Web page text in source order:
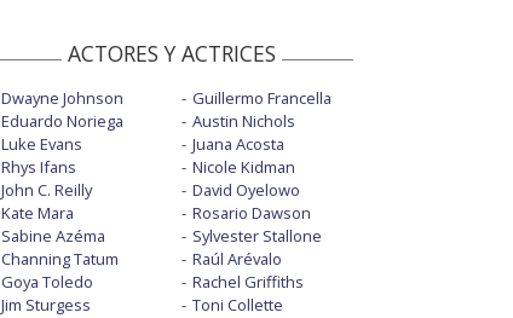
ACTORES Y ACTRICES
Dwayne Johnson
Eduardo Noriega
Luke Evans
Rhys Ifans
John C. Reilly
Kate Mara
Sabine Azéma
Channing Tatum
Goya Toledo
Jim Sturgess
Guillermo Francella
Austin Nichols
Juana Acosta
Nicole Kidman
David Oyelowo
Rosario Dawson
Sylvester Stallone
Raúl Arévalo
Rachel Griffiths
Toni Collette